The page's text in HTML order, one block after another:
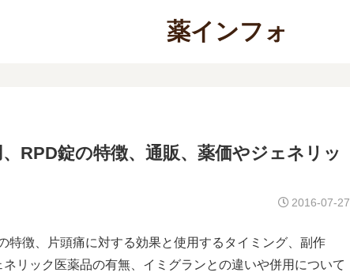
薬インフォ
RPD錠の特徴、通販、薬価やジェネリッ
2016-07-27
特徴、片頭痛に対する効果と使用するタイミング、副作
リック医薬品の有無、イミグランとの違いや併用について